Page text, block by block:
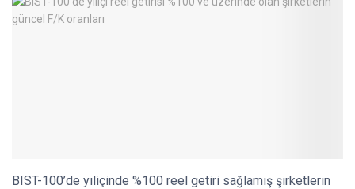
BIST-100’de yıliçinde %100 reel getiri sağlamış şirketlerin